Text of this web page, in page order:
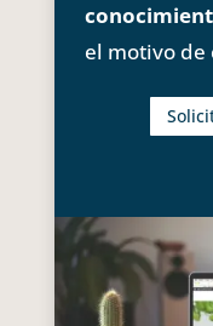
el motivo de